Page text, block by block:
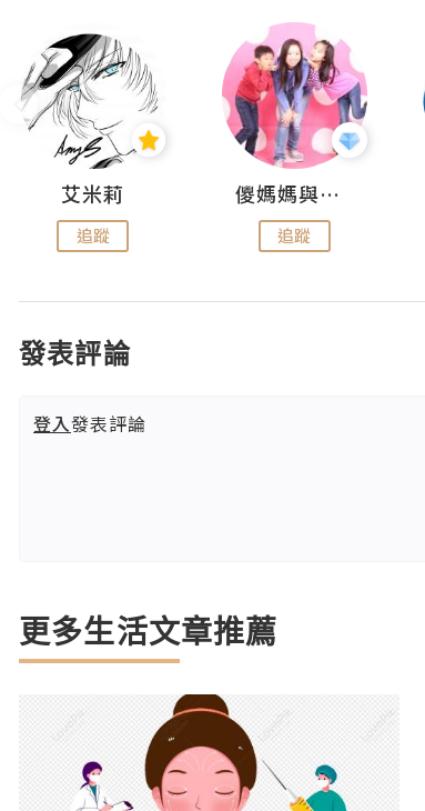
艾米莉
追蹤
儍媽媽與兩隻小魔怪之家
追蹤
發表評論
登入發表評論
更多生活文章推薦